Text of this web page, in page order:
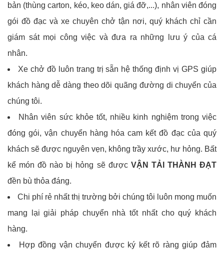
bản (thùng carton, kéo, keo dán, giá đỡ,...), nhân viên đóng
gói đồ đạc và xe chuyên chở tận nơi, quý khách chỉ cần
giám sát mọi công việc và đưa ra những lưu ý của cá
nhân.
Xe chở đồ luôn trang trị sẵn hệ thống định vị GPS giúp
khách hàng dễ dàng theo dõi quãng đường di chuyển của
chúng tôi.
Nhân viên sức khỏe tốt, nhiều kinh nghiệm trong việc
đóng gói, vận chuyển hàng hóa cam kết đồ đạc của quý
khách sẽ được nguyên vẹn, không trầy xước, hư hỏng. Bất
kể món đồ nào bị hỏng sẽ được VẬN TẢI THÀNH ĐẠT
đền bù thỏa đáng.
Chi phí rẻ nhất thị trường bởi chúng tôi luôn mong muốn
mang lại giải pháp chuyển nhà tốt nhất cho quý khách
hàng.
Hợp đồng vận chuyển được ký kết rõ ràng giúp đảm